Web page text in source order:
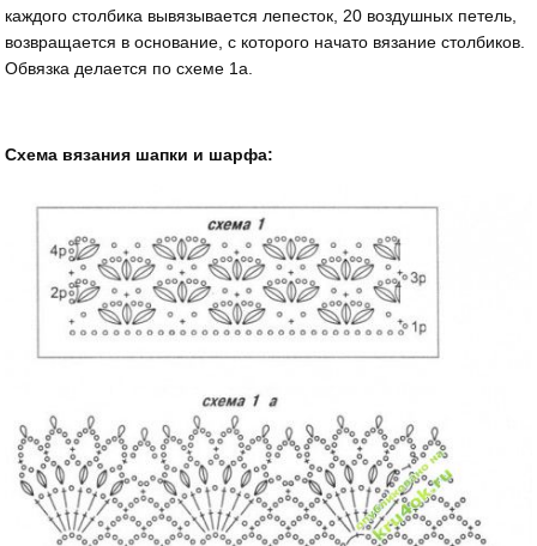
каждого столбика вывязывается лепесток, 20 воздушных петель,
возвращается в основание, с которого начато вязание столбиков.
Обвязка делается по схеме 1а.
Схема вязания шапки и шарфа: